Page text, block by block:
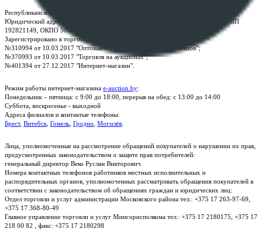
Республиканское унитарное предприятие по оказанию услуг "БелЮрОбеспечение"
Юридический адрес: г. Минск, пр-т. Дзержинского, 1Б, e-mail:
, УНП
192821149, ОКПО 500111895000
Зарегистрировано в торговом реестре Республики Беларусь:
№310994 от 10.03.2017 "Оптовая торговля без торговых объектов";
№370993 от 10.03.2017 "Торговля на аукционах";
№401394 от 27.12.2017 "Интернет-магазин".
Режим работы интернет-магазина e-auction.by:
Понедельник – пятница: с 9:00 до 18:00, перерыв на обед: с 13:00 до 14:00
Суббота, воскресенье - выходной
Адреса филиалов и контактые телефоны:
Брест, Витебск Гомель Гродно Могилёв
Лица, уполномоченные на рассмотрение обращений покупателей о нарушении их прав,
предусмотренных законодательством о защите прав потребителей:
генеральный директор Веко Руслан Викторович.
Номера контактных телефонов работников местных исполнительных и
распорядительных органов, уполномоченных рассматривать обращения покупателей в
соответствии с законодательством об обращениях граждан и юридических лиц:
Отдел торговли и услуг администрации Московского района тел.: +375 17 263-97-69,
+375 17 368-80-49
Главное управление торговли и услуг Мингорисполкома тел.: +375 17 2180175, +375 17
218 00 82 , факс: +375 17 2180298